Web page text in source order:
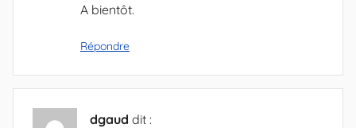
A bientôt.
Répondre
dgaud dit :